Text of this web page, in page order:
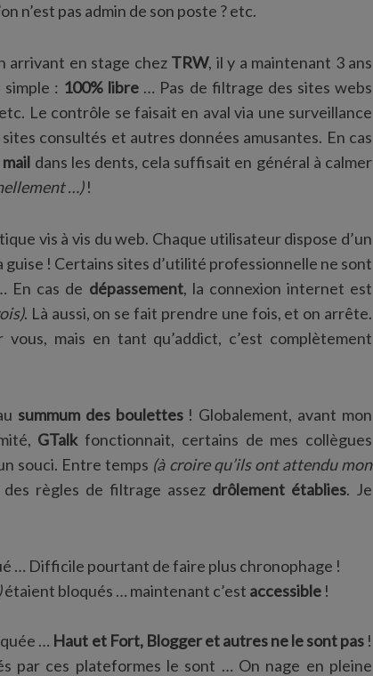
n’est pas admin de son poste ? etc.
arrivant en stage chez TRW, il y a maintenant 3 ans
: 100% libre … Pas de filtrage des sites webs
Le contrôle se faisait en aval via une surveillance
consultés et autres données amusantes. En cas
dans les dents, cela suffisait en général à calmer
…)!
vis à vis du web. Chaque utilisateur dispose d’un
guise ! Certains sites d’utilité professionnelle ne sont
En cas de dépassement, la connexion internet est
. Là aussi, on se fait prendre une fois, et on arrête.
mais en tant qu’addict, c’est complètement
summum des boulettes! Globalement, avant mon
GTalkfonctionnait, certains de mes collègues
souci. Entre temps (à croire qu’ils ont attendu mon
règles de filtrage assez drôlement établies. Je
… Difficile pourtant de faire plus chronophage !
étaient bloqués … maintenant c’est accessible !
… Haut et Fort, Blogger et autres ne le sont pas!
par ces plateformes le sont … On nage en pleine